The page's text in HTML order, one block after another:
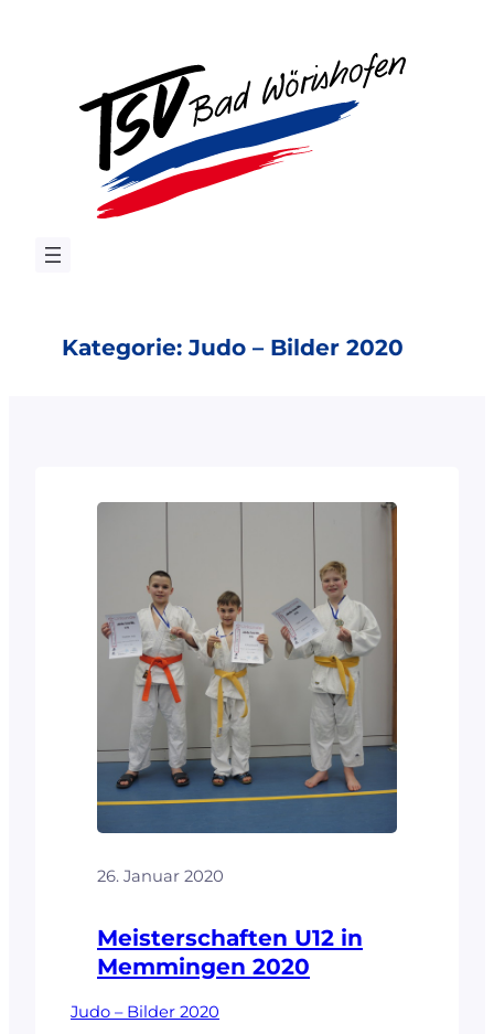
Kategorie:Judo – Bilder 2020
26. Januar 2020
Meisterschaften U12 in
Memmingen 2020
Judo – Bilder 2020